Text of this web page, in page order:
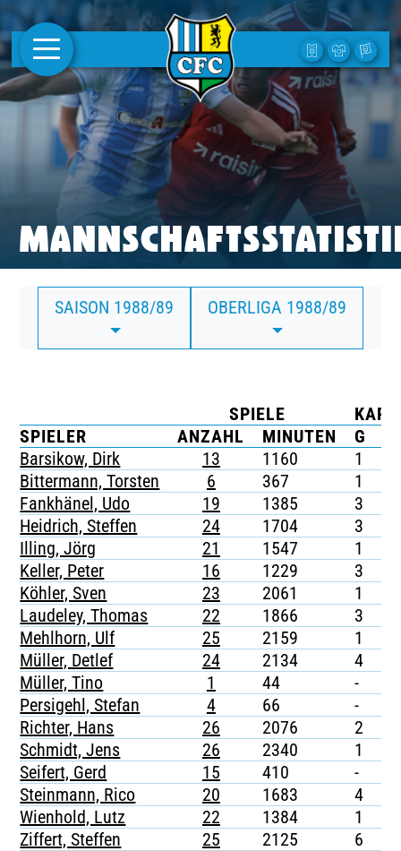
AKTUELLES
1. MANNSCHAFT
FRAUEN
CAMPUS
CLUB
CLUBMITGLIEDSCHAFT
BUSINESS
TICKETING
SAISON 1988/89 OBERLIGA 1988/89
SPIELE
SPIELER
ANZAHL MINUTEN G
Barsikow, Dirk
13 1160 1
Bittermann, Torsten
6 367 1
Fankhänel, Udo
19 1385 3
Heidrich, Steffen
24 1704 3
Illing, Jörg
21 1547 1
Keller, Peter
16 1229 3
Köhler, Sven
23 2061 1
Laudeley, Thomas
22 1866 3
Mehlhorn, Ulf
25 2159 1
Müller, Detlef
24 2134 4
Müller, Tino
1 44 -
Persigehl, Stefan
4 66 -
Richter, Hans
26 2076 2
Schmidt, Jens
26 2340 1
Seifert, Gerd
15 410 -
Steinmann, Rico
20 1683 4
Wienhold, Lutz
22 1384 1
Ziffert, Steffen
25 2125 6